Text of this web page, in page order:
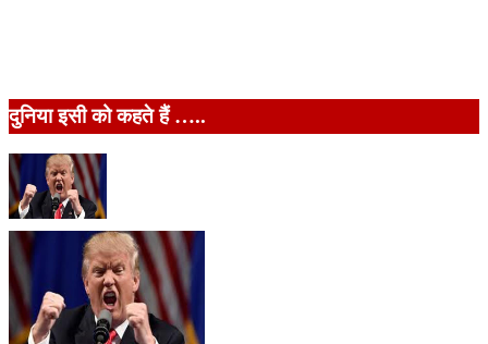
दुनिया इसी को कहते हैं …..